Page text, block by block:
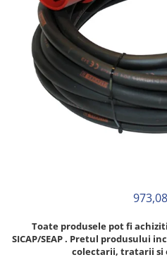
Neopren
Siliconice
Toate produsele pot fi
SICAP/SEAP . Pretul produsului
colectarii, tratarii si